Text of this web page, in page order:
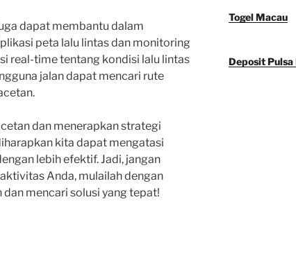
dapat membantu dalam
peta lalu lintas dan monitoring
real-time tentang kondisi lalu lintas
jalan dapat mencari rute
dan menerapkan strategi
kita dapat mengatasi
lebih efektif. Jadi, jangan
Anda, mulailah dengan
mencari solusi yang tepat!
Togel Macau
Deposit Pulsa